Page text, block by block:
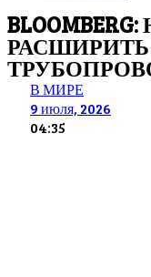
В МИРЕ
9 июля, 2026
04:35